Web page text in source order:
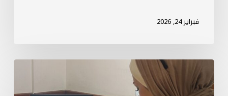
فبراير 24, 2026
سبارك
تختتم